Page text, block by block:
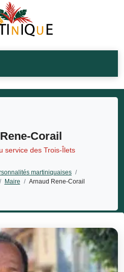
Corail
service des Trois-Îlets
martiniquaises /
/ Maire / Arnaud Rene-Corail